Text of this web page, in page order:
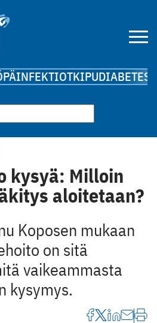
INFEKTIOTKIPUDIABETES
kysyä: Milloin
aloitetaan?
Koposen mukaan
on sitä
vaikeammasta
kysymys.